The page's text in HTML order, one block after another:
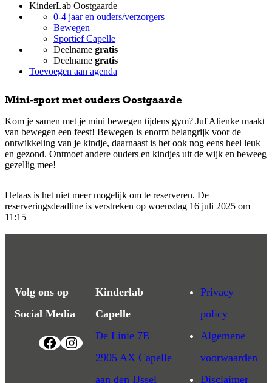
KinderLab Oostgaarde
0-4 jaar en ouders/verzorgers
Bewegen
Sportief Capelle
Deelname gratis
Deelname gratis
Toevoegen aan agenda
Mini-sport met ouders Oostgaarde
Kom je samen met je mini bewegen tijdens gym? Juf Alienke maakt
van bewegen een feest! Bewegen is enorm belangrijk voor de
ontwikkeling van je kindje, daarnaast is het ook nog eens heel leuk
en gezond. Ontmoet andere ouders en kindjes uit de wijk en beweeg
gezellig mee!
Helaas is het niet meer mogelijk om te reserveren. De
reserveringsdeadline is verstreken op woensdag 16 juli 2025 om
11:15
Volg ons op
Social Media
Kinderlab
Capelle
De Linie 7E
2905 AX Capelle
aan den IJssel
Privacy
policy
Algemene
voorwaarden
Disclaimer